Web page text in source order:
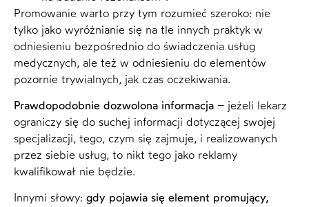
Promowanie warto przy tym rozumieć szeroko: nie
tylko jako wyróżnianie się na tle innych praktyk w
odniesieniu bezpośrednio do świadczenia usług
medycznych, ale też w odniesieniu do elementów
pozornie trywialnych, jak czas oczekiwania.
Prawdopodobnie dozwolona informacja – jeżeli lekarz
ograniczy się do suchej informacji dotyczącej swojej
specjalizacji, tego, czym się zajmuje, i realizowanych
przez siebie usług, to nikt tego jako reklamy
kwalifikował nie będzie.
Innymi słowy: gdy pojawia się element promujący,